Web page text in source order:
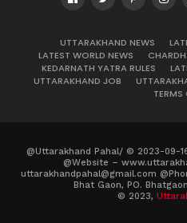
UTTARAKHAND NEWS
LATEST WORLD NEWS
KEDARNATH YATRA RULES
UTTARAKHAND JOB
TERMS
@Uttarakhand Pahal/ © 2023-09-
@Website –
uttarakhandpahal@gmail.com
Bhat Gaon, PO.
© 2023,